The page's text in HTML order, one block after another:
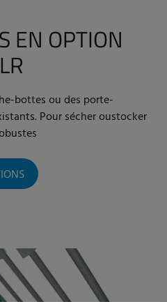
EN OPTION
bottes ou des porte-
Pour sécher oustocker